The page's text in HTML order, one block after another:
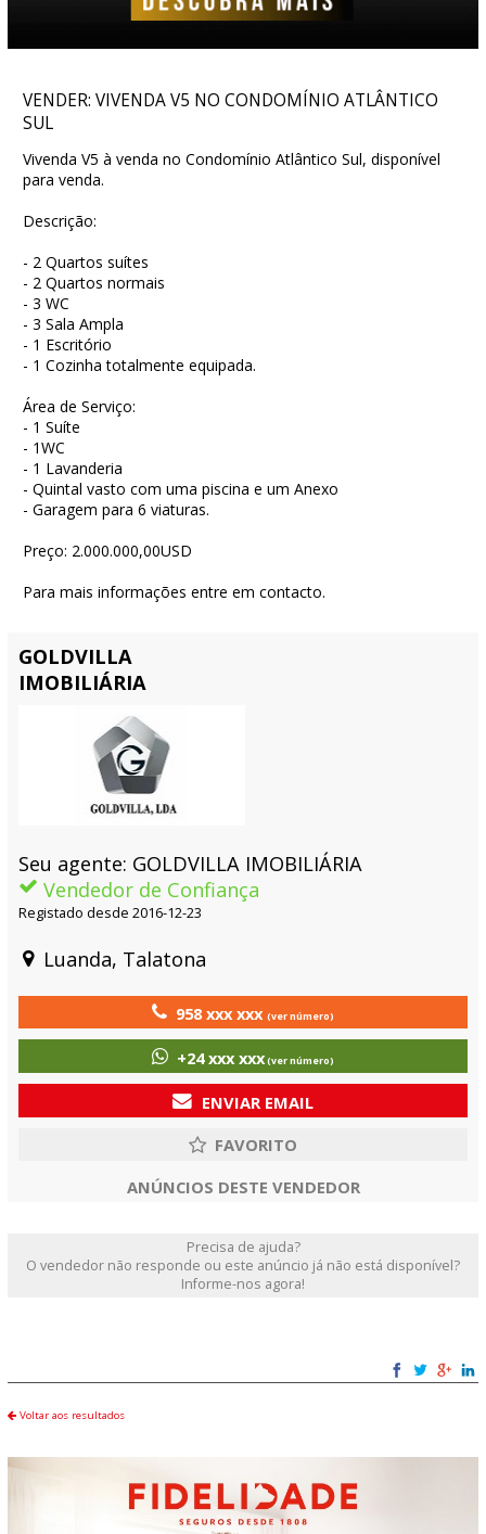
VENDER: VIVENDA V5 NO CONDOMÍNIO ATLÂNTICO
SUL
Vivenda V5 à venda no Condomínio Atlântico Sul, disponível
para venda.
Descrição:
- 2 Quartos suítes
- 2 Quartos normais
- 3 WC
- 3 Sala Ampla
- 1 Escritório
- 1 Cozinha totalmente equipada.
Área de Serviço:
- 1 Suíte
- 1WC
- 1 Lavanderia
- Quintal vasto com uma piscina e um Anexo
- Garagem para 6 viaturas.
Preço: 2.000.000,00USD
Para mais informações entre em contacto.
GOLDVILLA
IMOBILIÁRIA
Seu agente: GOLDVILLA IMOBILIÁRIA
Vendedor de Confiança
Registado desde 2016-12-23
Luanda, Talatona
958 xxx xxx(ver número)
+24 xxx xxx(ver número)
ENVIAR EMAIL
ANÚNCIOS DESTE VENDEDOR
Precisa de ajuda?
O vendedor não responde ou este anúncio já não está disponível?
Informe-nos agora!
Voltar aos resultados